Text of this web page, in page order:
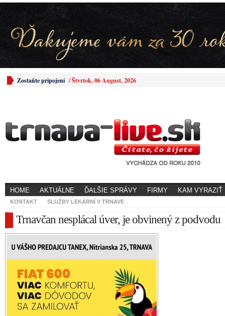
Zostaňte pripojení /Štvrtok, 06 August, 2026
HOME AKTUÁLNE ĎALŠIE SPRÁVY FIRMY KAM VYRAZIŤ
KONTAKT SLUŽBY LEKÁRNÍ V TRNAVE
Trnavčan nesplácal úver, je obvinený z podvodu